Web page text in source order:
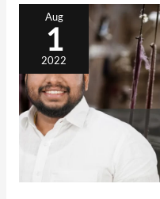
Aug
1
2022
കേരളത്തിലെ
കൈത്തറി
മേഖലയും
സാധ്യതകളും
വികസനവും.